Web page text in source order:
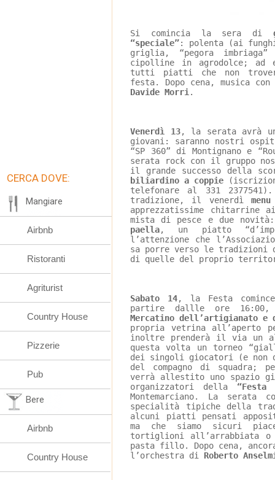
Si comincia la sera di
“speciale”: polenta (ai
griglia, “pegora
cipolline in agrodolce; ad
tutti piatti che non
festa. Dopo cena, musica
Davide Morri .
Venerdì 13, la serata avrà
giovani: saranno nostri
“SP 360” di Montignano e
serata rock con il gruppo
il grande successo della
biliardino a coppie
telefonare al 331
tradizione, il venerdì
apprezzatissime
mista di pesce e due
paella, un piatto
l’attenzione che
sa porre verso le
di quelle del proprio
Sabato 14, la Festa
partire dallle ore
Mercatino dell’artigianato
propria vetrina
inoltre prenderà il via un
questa volta un torneo
dei singoli giocatori (e non
del compagno di
verrà allestito uno spazio
organizzatori della
Montemarciano. La
specialità tipiche della
alcuni piatti pensati
ma che siamo sicuri
tortiglioni all’arrabbiata
pasta fillo. Dopo cena,
l’orchestra di Roberto
CERCA DOVE:
Mangiare
Airbnb
Ristoranti
Agriturist
Country House
Pizzerie
Pub
Bere
Airbnb
Country House